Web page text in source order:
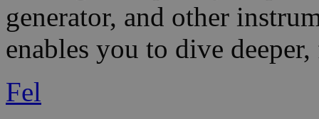
generator, and other
enables you to dive deeper,
Fel